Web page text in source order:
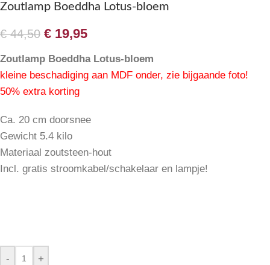
Zoutlamp Boeddha Lotus-bloem
€44,50 € 19,95
Zoutlamp Boeddha Lotus-bloem
kleine beschadiging aan MDF onder, zie bijgaande foto!
50% extra korting
Ca. 20 cm doorsnee
Gewicht 5.4 kilo
Materiaal zoutsteen-hout
Incl. gratis stroomkabel/schakelaar en lampje!
- +